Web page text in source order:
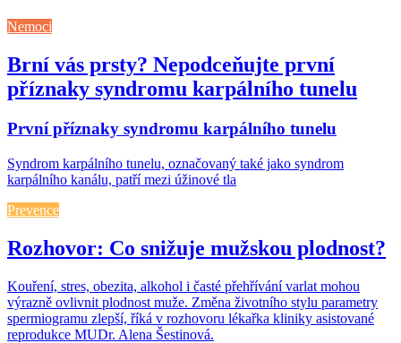
Nemoci
Brní vás prsty? Nepodceňujte první
příznaky syndromu karpálního tunelu
První příznaky syndromu karpálního tunelu
Syndrom karpálního tunelu, označovaný také jako syndrom
karpálního kanálu, patří mezi úžinové tla
Prevence
Rozhovor: Co snižuje mužskou plodnost?
Kouření, stres, obezita, alkohol i časté přehřívání varlat mohou
výrazně ovlivnit plodnost muže. Změna životního stylu parametry
spermiogramu zlepší, říká v rozhovoru lékařka kliniky asistované
reprodukce MUDr. Alena Šestinová.